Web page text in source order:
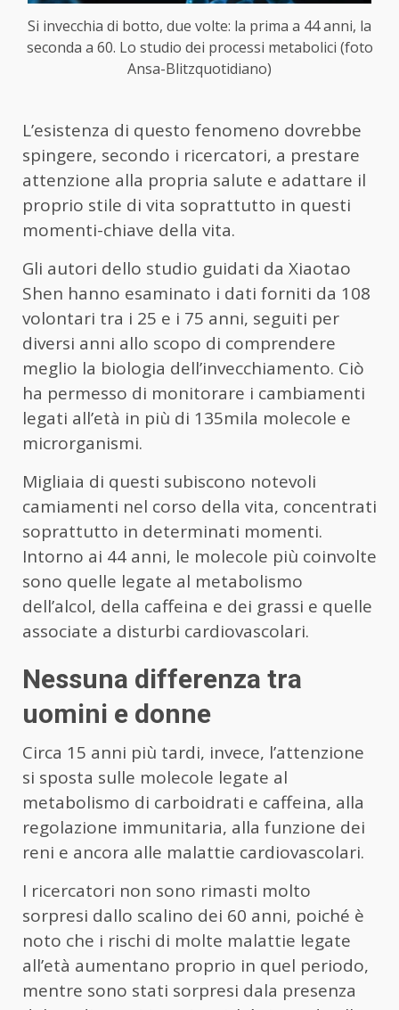
Si invecchia di botto, due volte: la prima a 44 anni, la
seconda a 60. Lo studio dei processi metabolici (foto
Ansa-Blitzquotidiano)
L’esistenza di questo fenomeno dovrebbe
spingere, secondo i ricercatori, a prestare
attenzione alla propria salute e adattare il
proprio stile di vita soprattutto in questi
momenti-chiave della vita.
Gli autori dello studio guidati da Xiaotao
Shen hanno esaminato i dati forniti da 108
volontari tra i 25 e i 75 anni, seguiti per
diversi anni allo scopo di comprendere
meglio la biologia dell’invecchiamento. Ciò
ha permesso di monitorare i cambiamenti
legati all’età in più di 135mila molecole e
microrganismi.
Migliaia di questi subiscono notevoli
camiamenti nel corso della vita, concentrati
soprattutto in determinati momenti.
Intorno ai 44 anni, le molecole più coinvolte
sono quelle legate al metabolismo
dell’alcol, della caffeina e dei grassi e quelle
associate a disturbi cardiovascolari.
Nessuna differenza tra
uomini e donne
Circa 15 anni più tardi, invece, l’attenzione
si sposta sulle molecole legate al
metabolismo di carboidrati e caffeina, alla
regolazione immunitaria, alla funzione dei
reni e ancora alle malattie cardiovascolari.
I ricercatori non sono rimasti molto
sorpresi dallo scalino dei 60 anni, poiché è
noto che i rischi di molte malattie legate
all’età aumentano proprio in quel periodo,
mentre sono stati sorpresi dala presenza